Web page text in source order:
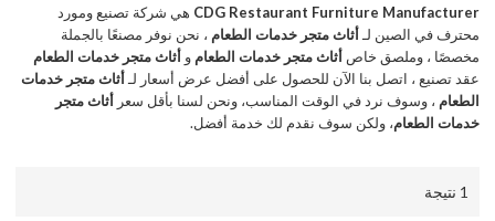
CDG Restaurant Furniture Manufacturer هي شركة تصنيع ومورد
محترف في الصين لـأثاث متجر خدمات الطعام ، نحن نوفر مصنعًا بالجملة
مخصصًا ، وملصق خاصأثاث متجر خدمات الطعام وأثاث متجر خدمات الطعام
عقد تصنيع ، اتصل بنا الآن للحصول على أفضل عرض أسعار لـأثاث متجر خدمات
الطعام ، وسوف نرد في الوقت المناسب، ونحن لسنا بأقل سعرأثاث متجر
خدمات الطعام، ولكن سوف نقدم لك خدمة أفضل.
1 نتيجة